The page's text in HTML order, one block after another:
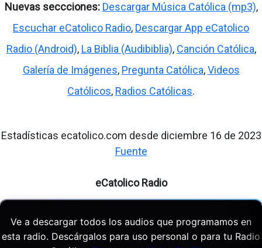
Nuevas seccciones: Descargar Música Católica (mp3),
Escuchar eCatolico Radio, Descargar App eCatolico
Radio (Android), La Biblia (Audibiblia), Canción Católica,
Galería de Imágenes, Pregunta Católica,Videos
Católicos, Radios Católicas.
Estadísticas ecatolico.com desde diciembre 16 de 2023
Fuente
eCatolico Radio